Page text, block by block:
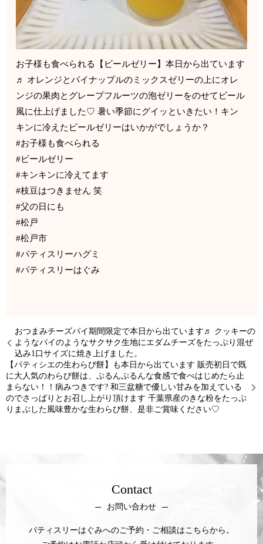
お子様も食べられる【ビールゼリー】本日から出ています
♬ オレンジとパイナップルのミックスゼリーの上にオレ
ンジの果肉とグレープフルーツの泡ゼリーをのせてビール
風に仕上げました♡ 暑い季節にグイッといきたい！キン
キンに冷えたビールゼリーはいかがでしょうか？
#お子様も食べられる
#ビールゼリー
#キンキンに冷えてます
#枝豆はつきません 笑
#父の日にも
#松戸
#松戸市
#パティスリーハグミ
#パティスリーはぐみ
おつまみチーズパイ期間限定で本日から出ています♬ クッキーの
ようなパイのようなサクサク生地にエダムチーズをたっぷり混ぜ
込み1口サイズに焼き上げました。
【パティシエの生わらび餅】も本日から出ています 販売初日で既
に大人気のわらび餅は、ぷるんぷるんな食感で食べはじめたら止
まらない！！病みつきです? 和三盆糖で優しい甘みを加えている
のでさっぱりとお召し上がり頂けます 千葉県産のきな粉をたっぷ
りまぶした風味豊かな生わらび餅、是非ご賞味ください♡
Contact
お問い合わせ
パティスリーはぐみへのご予約・ご相談はこちらから。